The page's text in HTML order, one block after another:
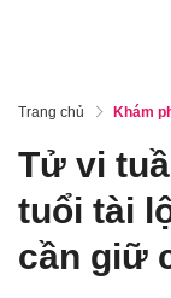
Trang chủ Khám
Tử vi
tuổi tài
cần giữ